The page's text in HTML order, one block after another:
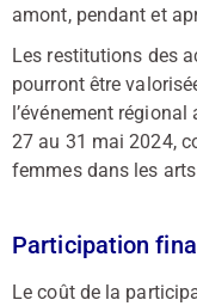
amont, pendant et
Les restitutions des
pourront être
l’événement
27 au 31 mai 2024,
femmes dans les
Participation
Le coût de la